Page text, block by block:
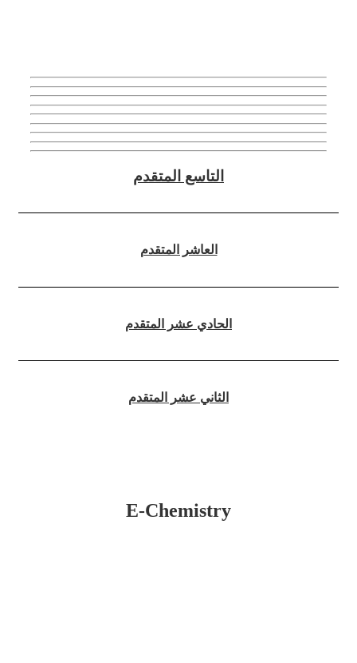
التاسع المتقدم
العاشر المتقدم
الحادي عشر المتقدم
الثاني عشر المتقدم
E-Chemistry